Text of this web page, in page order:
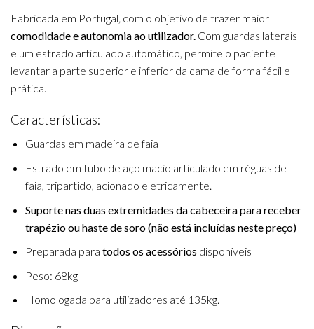
Fabricada em Portugal, com o objetivo de trazer maior
comodidade e autonomia ao utilizador. Com guardas laterais
e um estrado articulado automático, permite o paciente
levantar a parte superior e inferior da cama de forma fácil e
prática.
Características:
Guardas em madeira de faia
Estrado em tubo de aço macio articulado em réguas de
faia, tripartido, acionado eletricamente.
Suporte nas duas extremidades da cabeceira para receber
trapézio ou haste de soro (não está incluídas neste preço)
Preparada para todos os acessórios disponíveis
Peso: 68kg
Homologada para utilizadores até 135kg.